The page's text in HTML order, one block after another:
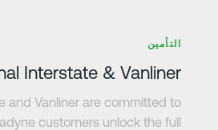
التأمين
Interstate & Vanliner
and Vanliner are committed to
customers unlock the full